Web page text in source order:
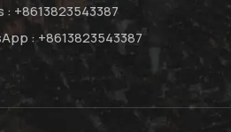
: +8613823543387
: +8613823543387